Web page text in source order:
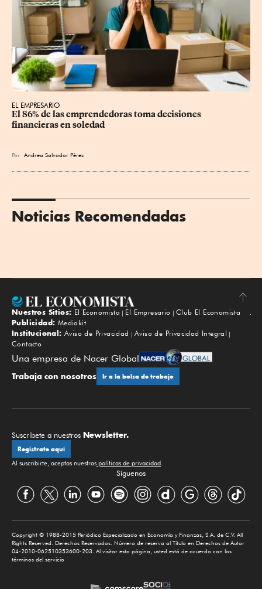
EL EMPRESARIO
El 86% de las emprendedoras toma decisiones
financieras en soledad
Por Andrea Salvador Pérez
Noticias Recomendadas
Subir
Nuestros Sitios: El Economista El Empresario
Club El Economista
Publicidad: Mediakit
Institucional: Aviso de Privacidad
Aviso de Privacidad Integral
Contacto
Una empresa de Nacer Global
Trabaja con nosotros Ir a la bolsa de trabajo
Suscríbete a nuestros Newsletter.
Regístrate aquí
Al suscribirte, aceptas nuestras políticas de privacidad.
Síguenos
Copyright © 1988-2015 Periódico Especializado en Economía y Finanzas, S.A. de C.V. All
Rights Reserved. Derechos Reservados. Número de reserva al Título en Derechos de Autor
04-2010-062510353600-203. Al visitar esta página, usted está de acuerdo con los
términos del servicio